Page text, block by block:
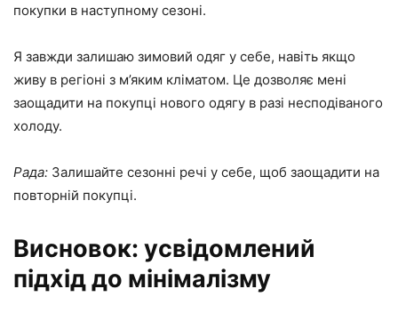
покупки в наступному сезоні.
Я завжди залишаю зимовий одяг у себе, навіть якщо
живу в регіоні з м’яким кліматом. Це дозволяє мені
заощадити на покупці нового одягу в разі несподіваного
холоду.
Рада: Залишайте сезонні речі у себе, щоб заощадити на
повторній покупці.
Висновок: усвідомлений
підхід до мінімалізму